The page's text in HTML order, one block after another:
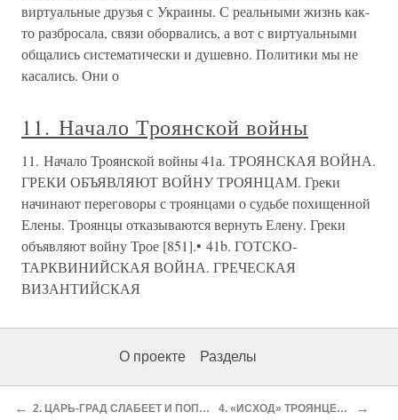
виртуальные друзья с Украины. С реальными жизнь как-
то разбросала, связи оборвались, а вот с виртуальными
общались систематически и душевно. Политики мы не
касались. Они о
11. Начало Троянской войны
11. Начало Троянской войны 41а. ТРОЯНСКАЯ ВОЙНА.
ГРЕКИ ОБЪЯВЛЯЮТ ВОЙНУ ТРОЯНЦАМ. Греки
начинают переговоры с троянцами о судьбе похищенной
Елены. Троянцы отказываются вернуть Елену. Греки
объявляют войну Трое [851].• 41b. ГОТСКО-
ТАРКВИНИЙСКАЯ ВОЙНА. ГРЕЧЕСКАЯ
ВИЗАНТИЙСКАЯ
О проекте Разделы
← 2. ЦАРЬ-ГРАД СЛАБЕЕТ И ПОПАДАЕТ ПОД КОНТРОЛЬ ВОСТОКА 4. «ИСХОД» ТРОЯНЦЕВ ИЗ ТРОИ = ЦАРЬ-ГРАДА →